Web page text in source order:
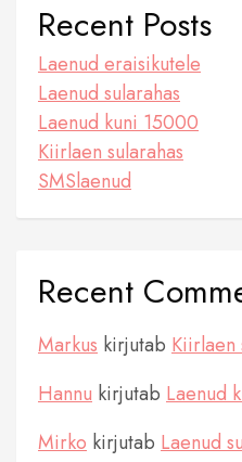
Recent Posts
Laenud eraisikutele
Laenud sularahas
Laenud kuni 15000
Kiirlaen sularahas
SMSlaenud
Recent
Markus kirjutab Kiirlaen
Hannu kirjutab Laenud
Mirko kirjutab Laenud